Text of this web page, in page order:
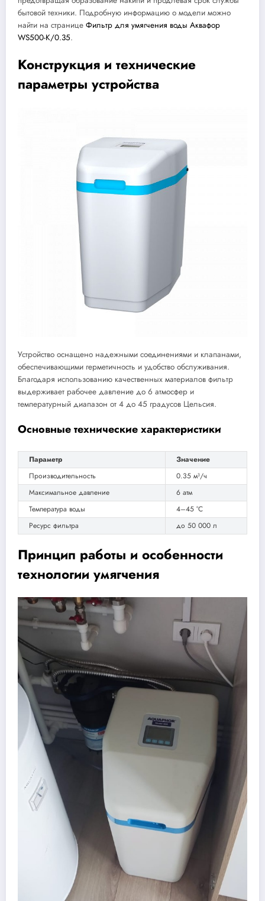
бытовой техники. Подробную информацию о модели можно
найти на странице Фильтр для умягчения воды Аквафор
WS500-K/0.35.
Конструкция и технические
параметры устройства
Устройство оснащено надежными соединениями и клапанами,
обеспечивающими герметичность и удобство обслуживания.
Благодаря использованию качественных материалов фильтр
выдерживает рабочее давление до 6 атмосфер и
температурный диапазон от 4 до 45 градусов Цельсия.
Основные технические характеристики
Параметр
Значение
Производительность
0.35 м³/ч
Максимальное давление
6 атм
Температура воды
4–45 °C
Ресурс фильтра
до 50 000 л
Принцип работы и особенности
технологии умягчения